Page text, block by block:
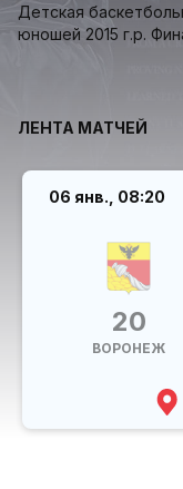
Детская
юношей 2015 г.р.
ЛЕНТА МАТЧЕЙ
06 янв., 08:20
20
ВОРОНЕЖ